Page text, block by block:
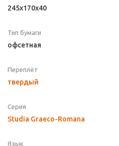
245x170x40
Тип бумаги
офсетная
Переплёт
твердый
Серия
Studia Graeco-Romana
Язык